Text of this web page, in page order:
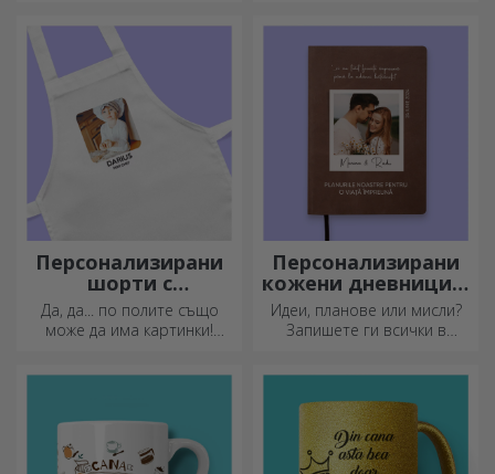
Персонализирани
шорти с
фотографии
Да, да... по полите също
може да има картинки!
Персонализирани
кожени дневници в
цвят
Идеи, планове или мисли?
Запишете ги всички в